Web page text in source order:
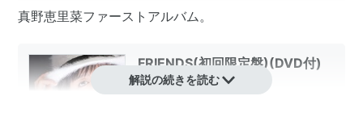
真野恵里菜ファーストアルバム。
FRIENDS(初回限定盤)(DVD付)
アーティスト:真野恵里菜
解説の続きを読む